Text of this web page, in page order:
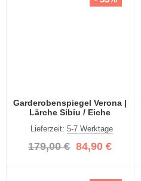
Garderobenspiegel Verona |
Lärche Sibiu / Eiche
Lieferzeit: 5-7 Werktage
179,00 € 84,90 €